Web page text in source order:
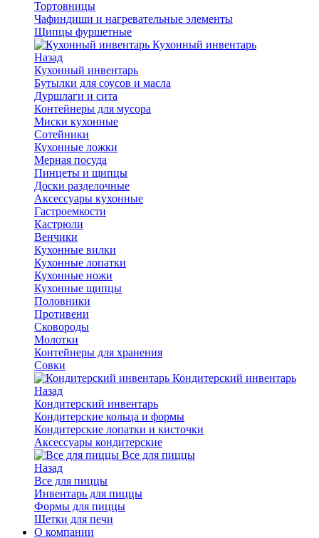
Тортовницы
Чафиндиши и нагревательные элементы
Щипцы фуршетные
Кухонный инвентарь
Назад
Кухонный инвентарь
Бутылки для соусов и масла
Дуршлаги и сита
Контейнеры для мусора
Миски кухонные
Сотейники
Кухонные ложки
Мерная посуда
Пинцеты и щипцы
Доски разделочные
Аксессуары кухонные
Гастроемкости
Кастрюли
Венчики
Кухонные вилки
Кухонные лопатки
Кухонные ножи
Кухонные щипцы
Половники
Противени
Сковороды
Молотки
Контейнеры для хранения
Совки
Кондитерский инвентарь
Назад
Кондитерский инвентарь
Кондитерские кольца и формы
Кондитерские лопатки и кисточки
Аксессуары кондитерские
Все для пиццы
Назад
Все для пиццы
Инвентарь для пиццы
Формы для пиццы
Щетки для печи
О компании